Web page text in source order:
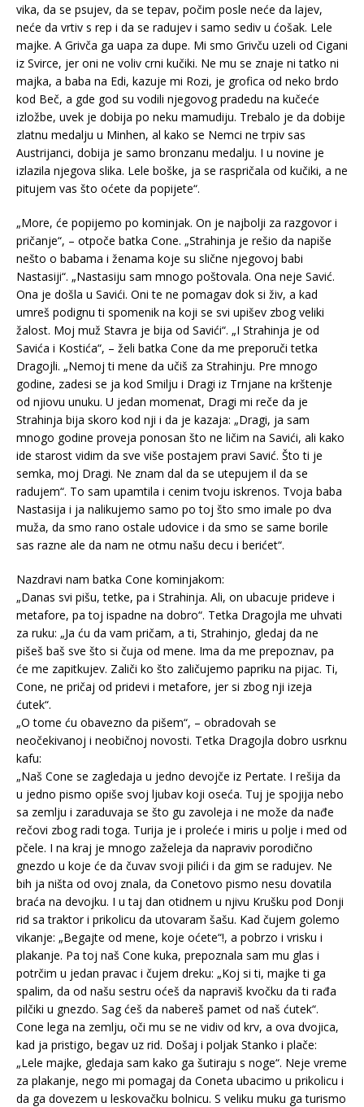
vika, da se psujev, da se tepav, počim posle neće da lajev,
neće da vrtiv s rep i da se radujev i samo sediv u ćošak. Lele
majke. A Grivča ga uapa za dupe. Mi smo Grivču uzeli od Cigani
iz Svirce, jer oni ne voliv crni kučiki. Ne mu se znaje ni tatko ni
majka, a baba na Edi, kazuje mi Rozi, je grofica od neko brdo
kod Beč, a gde god su vodili njegovog pradedu na kučeće
izložbe, uvek je dobija po neku mamudiju. Trebalo je da dobije
zlatnu medalju u Minhen, al kako se Nemci ne trpiv sas
Austrijanci, dobija je samo bronzanu medalju. I u novine je
izlazila njegova slika. Lele boške, ja se raspričala od kučiki, a ne
pitujem vas što oćete da popijete“.
„More, će popijemo po kominjak. On je najbolji za razgovor i
pričanje“, – otpoče batka Cone. „Strahinja je rešio da napiše
nešto o babama i ženama koje su slične njegovoj babi
Nastasiji“. „Nastasiju sam mnogo poštovala. Ona neje Savić.
Ona je došla u Savići. Oni te ne pomagav dok si živ, a kad
umreš podignu ti spomenik na koji se svi upišev zbog veliki
žalost. Moj muž Stavra je bija od Savići“. „I Strahinja je od
Savića i Kostića“, – želi batka Cone da me preporuči tetka
Dragojli. „Nemoj ti mene da učiš za Strahinju. Pre mnogo
godine, zadesi se ja kod Smilju i Dragi iz Trnjane na krštenje
od njiovu unuku. U jedan momenat, Dragi mi reče da je
Strahinja bija skoro kod nji i da je kazaja: „Dragi, ja sam
mnogo godine proveja ponosan što ne ličim na Savići, ali kako
ide starost vidim da sve više postajem pravi Savić. Što ti je
semka, moj Dragi. Ne znam dal da se utepujem il da se
radujem“. To sam upamtila i cenim tvoju iskrenos. Tvoja baba
Nastasija i ja nalikujemo samo po toj što smo imale po dva
muža, da smo rano ostale udovice i da smo se same borile
sas razne ale da nam ne otmu našu decu i berićet“.
Nazdravi nam batka Cone kominjakom:
„Danas svi pišu, tetke, pa i Strahinja. Ali, on ubacuje prideve i
metafore, pa toj ispadne na dobro“. Tetka Dragojla me uhvati
za ruku: „Ja ću da vam pričam, a ti, Strahinjo, gledaj da ne
pišeš baš sve što si čuja od mene. Ima da me prepoznav, pa
će me zapitkujev. Zaliči ko što zaličujemo papriku na pijac. Ti,
Cone, ne pričaj od pridevi i metafore, jer si zbog nji izeja
ćutek“.
„O tome ću obavezno da pišem“, – obradovah se
neočekivanoj i neobičnoj novosti. Tetka Dragojla dobro usrknu
kafu:
„Naš Cone se zagledaja u jedno devojče iz Pertate. I rešija da
u jedno pismo opiše svoj ljubav koji oseća. Tuj je spojija nebo
sa zemlju i zaraduvaja se što gu zavoleja i ne može da nađe
rečovi zbog radi toga. Turija je i proleće i miris u polje i med od
pčele. I na kraj je mnogo zaželeja da napraviv porodično
gnezdo u koje će da čuvav svoji pilići i da gim se radujev. Ne
bih ja ništa od ovoj znala, da Conetovo pismo nesu dovatila
braća na devojku. I u taj dan otidnem u njivu Krušku pod Donji
rid sa traktor i prikolicu da utovaram šašu. Kad čujem golemo
vikanje: „Begajte od mene, koje oćete“!, a pobrzo i vrisku i
plakanje. Pa toj naš Cone kuka, prepoznala sam mu glas i
potrčim u jedan pravac i čujem dreku: „Koj si ti, majke ti ga
spalim, da od našu sestru oćeš da napraviš kvočku da ti rađa
pilčiki u gnezdo. Sag ćeš da nabereš pamet od naš ćutek“.
Cone lega na zemlju, oči mu se ne vidiv od krv, a ova dvojica,
kad ja pristigo, begav uz rid. Došaj i poljak Stanko i plače:
„Lele majke, gledaja sam kako ga šutiraju s noge“. Neje vreme
za plakanje, nego mi pomagaj da Coneta ubacimo u prikolicu i
da ga dovezem u leskovačku bolnicu. S veliku muku ga turismo